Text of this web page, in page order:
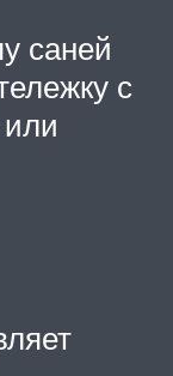
саней
с